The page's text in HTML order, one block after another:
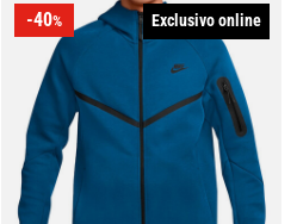
-40% Exclusivo online